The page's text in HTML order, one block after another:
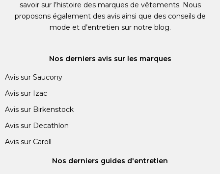
savoir sur l’histoire des marques de vêtements. Nous
proposons également des avis ainsi que des conseils de
mode et d’entretien sur notre blog.
Nos derniers avis sur les marques
Avis sur Saucony
Avis sur Izac
Avis sur Birkenstock
Avis sur Decathlon
Avis sur Caroll
Nos derniers guides d'entretien